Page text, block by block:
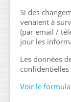
Si des
venaient à
(par email /
jour les
Les données
confidentielles
Voir le